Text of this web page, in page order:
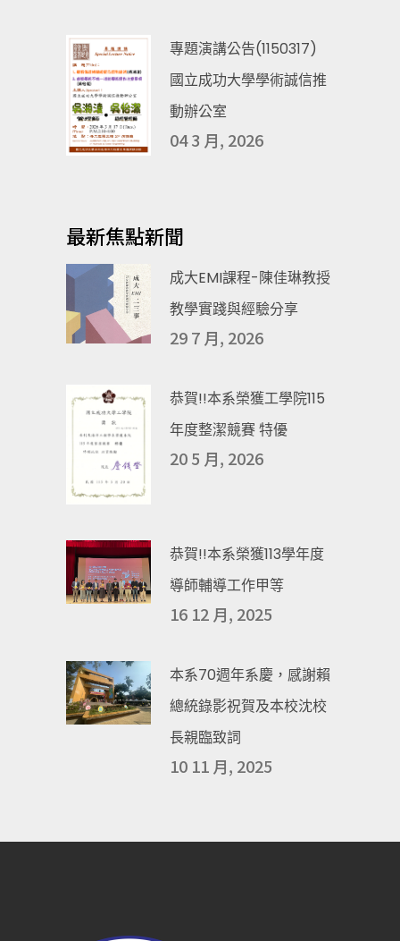
專題演講公告(1150317)
國立成功大學學術誠信推
動辦公室
04 3 月, 2026
最新焦點新聞
成大EMI課程-陳佳琳教授
教學實踐與經驗分享
29 7 月, 2026
恭賀!!本系榮獲工學院115
年度整潔競賽 特優
20 5 月, 2026
恭賀!!本系榮獲113學年度
導師輔導工作甲等
16 12 月, 2025
本系70週年系慶，感謝賴
總統錄影祝賀及本校沈校
長親臨致詞
10 11 月, 2025